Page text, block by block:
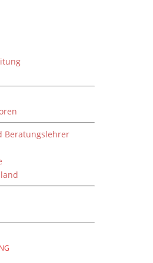
Beratungslehrer
2017